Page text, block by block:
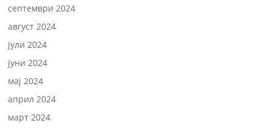
септември 2024
август 2024
јули 2024
јуни 2024
мај 2024
април 2024
март 2024